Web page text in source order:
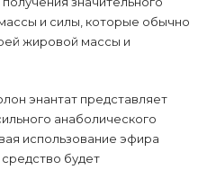
и силы, которые обычно
жировой массы и
энантат представляет
анаболического
использование эфира
будет